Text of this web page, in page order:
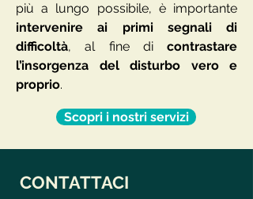
più a lungo possibile, è importante
intervenire ai primi segnali di
difficoltà, al fine di contrastare
l’insorgenza del disturbo vero e
proprio.
Scopri i nostri servizi
CONTATTACI